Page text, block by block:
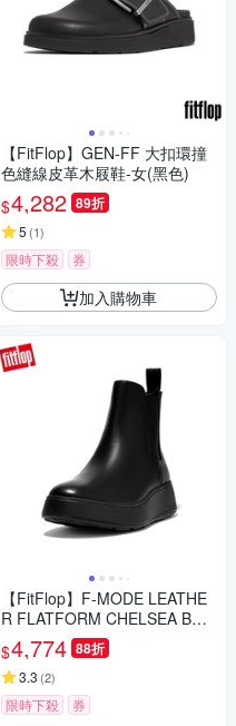
【FitFlop】GEN-FF 大扣環撞
色縫線皮革木屐鞋-女(黑色)
$4,282 89折
5 (1)
限時下殺 券
加入購物車
【FitFlop】F-MODE LEATHE
R FLATFORM CHELSEA BOO
TS全皮革厚底短靴-女(靚黑色)
$4,774 88折
3.3 (2)
限時下殺 券